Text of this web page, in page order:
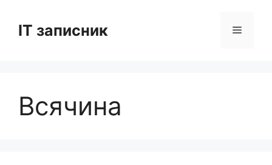
вмістуIT записник Меню
Всячина